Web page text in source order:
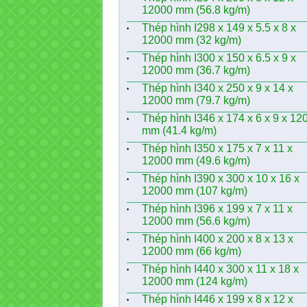
12000 mm (56.8 kg/m)
Thép hình I298 x 149 x 5.5 x 8 x
12000 mm (32 kg/m)
Thép hình I300 x 150 x 6.5 x 9 x
12000 mm (36.7 kg/m)
Thép hình I340 x 250 x 9 x 14 x
12000 mm (79.7 kg/m)
Thép hình I346 x 174 x 6 x 9 x
mm (41.4 kg/m)
Thép hình I350 x 175 x 7 x 11 x
12000 mm (49.6 kg/m)
Thép hình I390 x 300 x 10 x 16 x
12000 mm (107 kg/m)
Thép hình I396 x 199 x 7 x 11 x
12000 mm (56.6 kg/m)
Thép hình I400 x 200 x 8 x 13 x
12000 mm (66 kg/m)
Thép hình I440 x 300 x 11 x 18 x
12000 mm (124 kg/m)
Thép hình I446 x 199 x 8 x 12 x